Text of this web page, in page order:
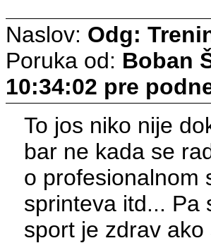
Naslov: Odg:
Poruka od: Boban
10:34:02 pre
To jos niko nije
bar ne kada se
o profesionalnom
sprinteva itd... Pa
sport je zdrav